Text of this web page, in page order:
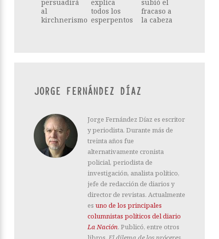
persuadirá
al
kirchnerismo
explica
todos los
esperpentos
subió el
fracaso a
la cabeza
JORGE FERNÁNDEZ DÍAZ
Jorge Fernández Díaz es escritor
y periodista. Durante más de
treinta años fue
alternativamente cronista
policial, periodista de
investigación, analista político,
jefe de redacción de diarios y
director de revistas. Actualmente
es uno de los principales
columnistas políticos del diario
La Nación. Publicó, entre otros